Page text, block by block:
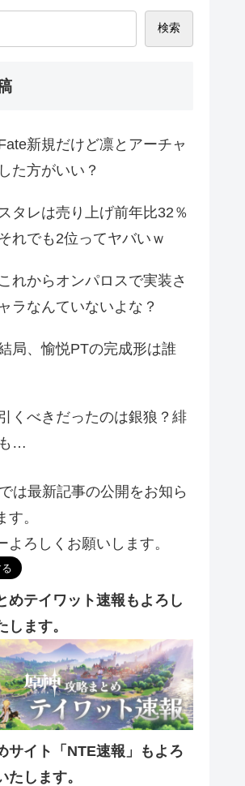
検索
新規だけど凛とアーチャ
た方がいい？
タレは売り上げ前年比32％
でも2位ってヤバいｗ
れからオンパロスで実装さ
ラなんていないよな？
局、愉悦PTの完成形は誰
くべきだったのは銀狼？緋
…
は最新記事の公開をお知ら
。
よろしくお願いします。
めテイワット速報もよろし
します。
サイト「NTE速報」もよろ
たします。